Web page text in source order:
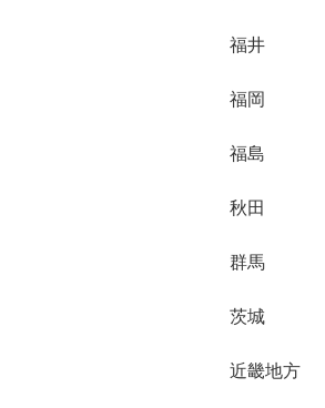
福井
福岡
福島
秋田
群馬
茨城
近畿地方